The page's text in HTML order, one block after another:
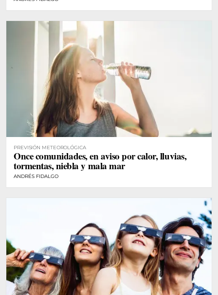
PREVISIÓN METEOROLÓGICA
Once comunidades, en aviso por calor, lluvias,
tormentas, niebla y mala mar
ANDRÉS FIDALGO